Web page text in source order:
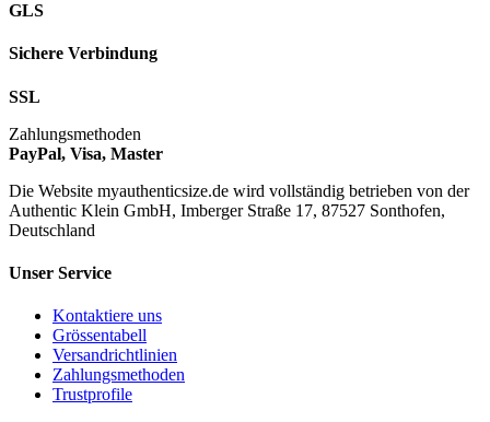
GLS
Sichere Verbindung
SSL
Zahlungsmethoden
PayPal, Visa, Master
Die Website myauthenticsize.de wird vollständig betrieben von der
Authentic Klein GmbH, Imberger Straße 17, 87527 Sonthofen,
Deutschland
Unser Service
Kontaktiere uns
Grössentabell
Versandrichtlinien
Zahlungsmethoden
Trustprofile